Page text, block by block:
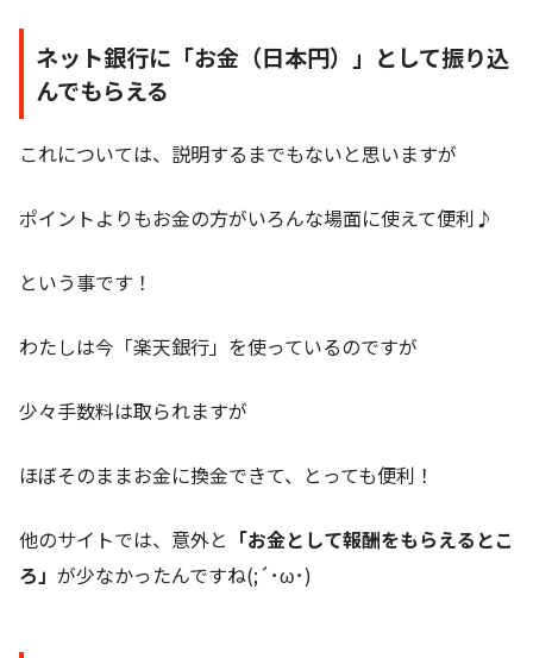
ネット銀行に「お金（日本円）」として振り込
んでもらえる
これについては、説明するまでもないと思いますが
ポイントよりもお金の方がいろんな場面に使えて便利♪
という事です！
わたしは今「楽天銀行」を使っているのですが
少々手数料は取られますが
ほぼそのままお金に換金できて、とっても便利！
他のサイトでは、意外と 「お金として報酬をもらえるとこ
ろ」 が少なかったんですね(;´･ω･)